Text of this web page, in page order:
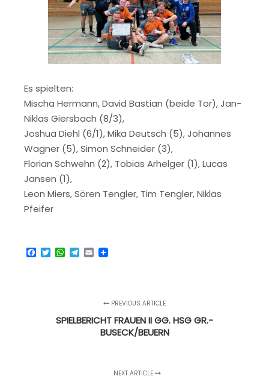
Es spielten:
Mischa Hermann, David Bastian (beide Tor), Jan-
Niklas Giersbach (8/3),
Joshua Diehl (6/1), Mika Deutsch (5), Johannes
Wagner (5), Simon Schneider (3),
Florian Schwehn (2), Tobias Arhelger (1), Lucas
Jansen (1),
Leon Miers, Sören Tengler, Tim Tengler, Niklas
Pfeifer
Facebook
TwitterWhatsApp
Telegram
Email
PREVIOUS ARTICLE
SPIELBERICHT FRAUEN II GG. HSG GR.-
BUSECK/BEUERN
NEXT ARTICLE